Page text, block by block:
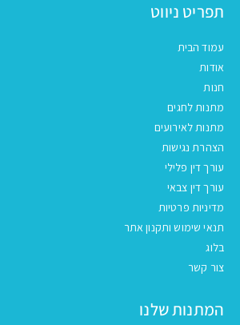
תפריט ניווט
עמוד הבית
אודות
חנות
מתנות לחגים
מתנות לאירועים
הצהרת נגישות
עורך דין פלילי
עורך דין צבאי
מדיניות פרטיות
תנאי שימוש ותקנון אתר
בלוג
צור קשר
המתנות שלנו